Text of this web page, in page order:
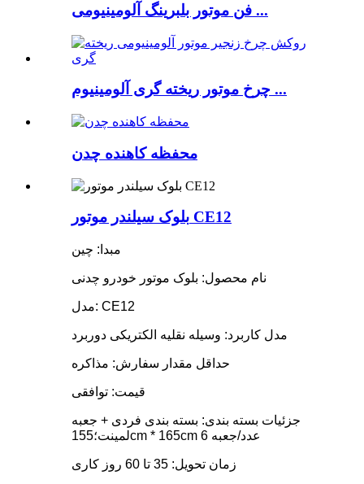
فن موتور بلبرینگ آلومینیومی ...
چرخ موتور ریخته گری آلومینیوم ...
محفظه کاهنده چدن
بلوک سیلندر موتور CE12
مبدا: چین
نام محصول: بلوک موتور خودرو چدنی
مدل: CE12
مدل کاربرد: وسیله نقلیه الکتریکی دوربرد
حداقل مقدار سفارش: مذاکره
قیمت: توافقی
جزئیات بسته بندی: بسته بندی فردی + جعبه
لمینت؛155cm * 165cm 6 عدد/جعبه
زمان تحویل: 35 تا 60 روز کاری